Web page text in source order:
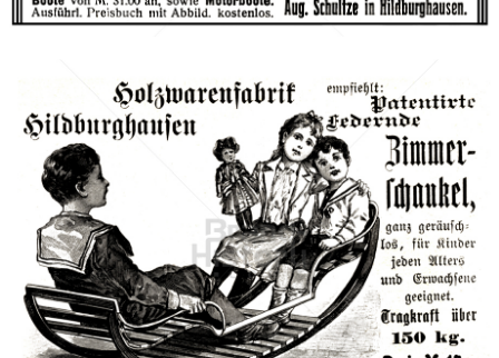
Holzwarenfabrik Hildburghausen
1905 Bild-ID: 42633
Holzwarenfabrik Hildburghausen
Holzwarenfabrik Hildburghausen
1902